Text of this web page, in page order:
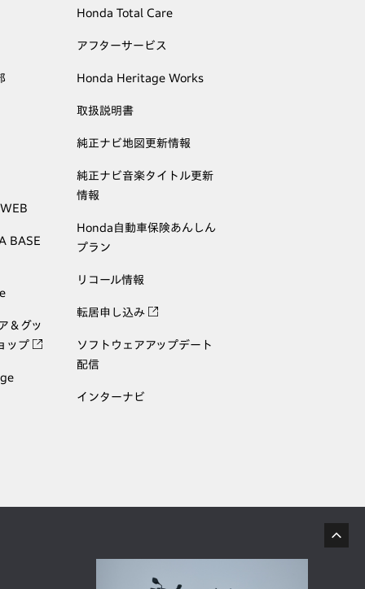
BASE
＆グッ
ップ
Honda Total Care
アフターサービス
Honda Heritage Works
取扱説明書
純正ナビ地図更新情報
純正ナビ音楽タイトル更新
情報
Honda自動車保険あんしん
プラン
リコール情報
転居申し込み
ソフトウェアアップデート
配信
インターナビ